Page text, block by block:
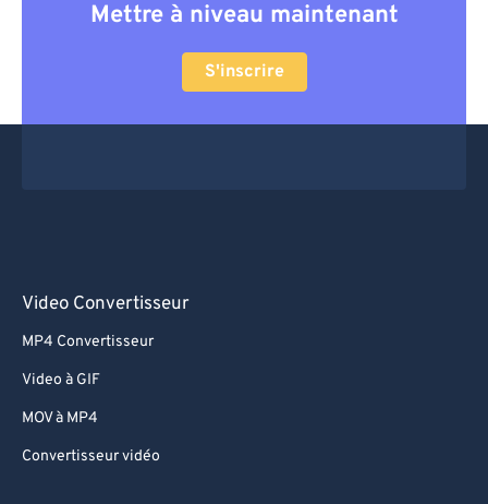
Mettre à niveau maintenant
S'inscrire
Video Convertisseur
MP4 Convertisseur
Video à GIF
MOV à MP4
Convertisseur vidéo